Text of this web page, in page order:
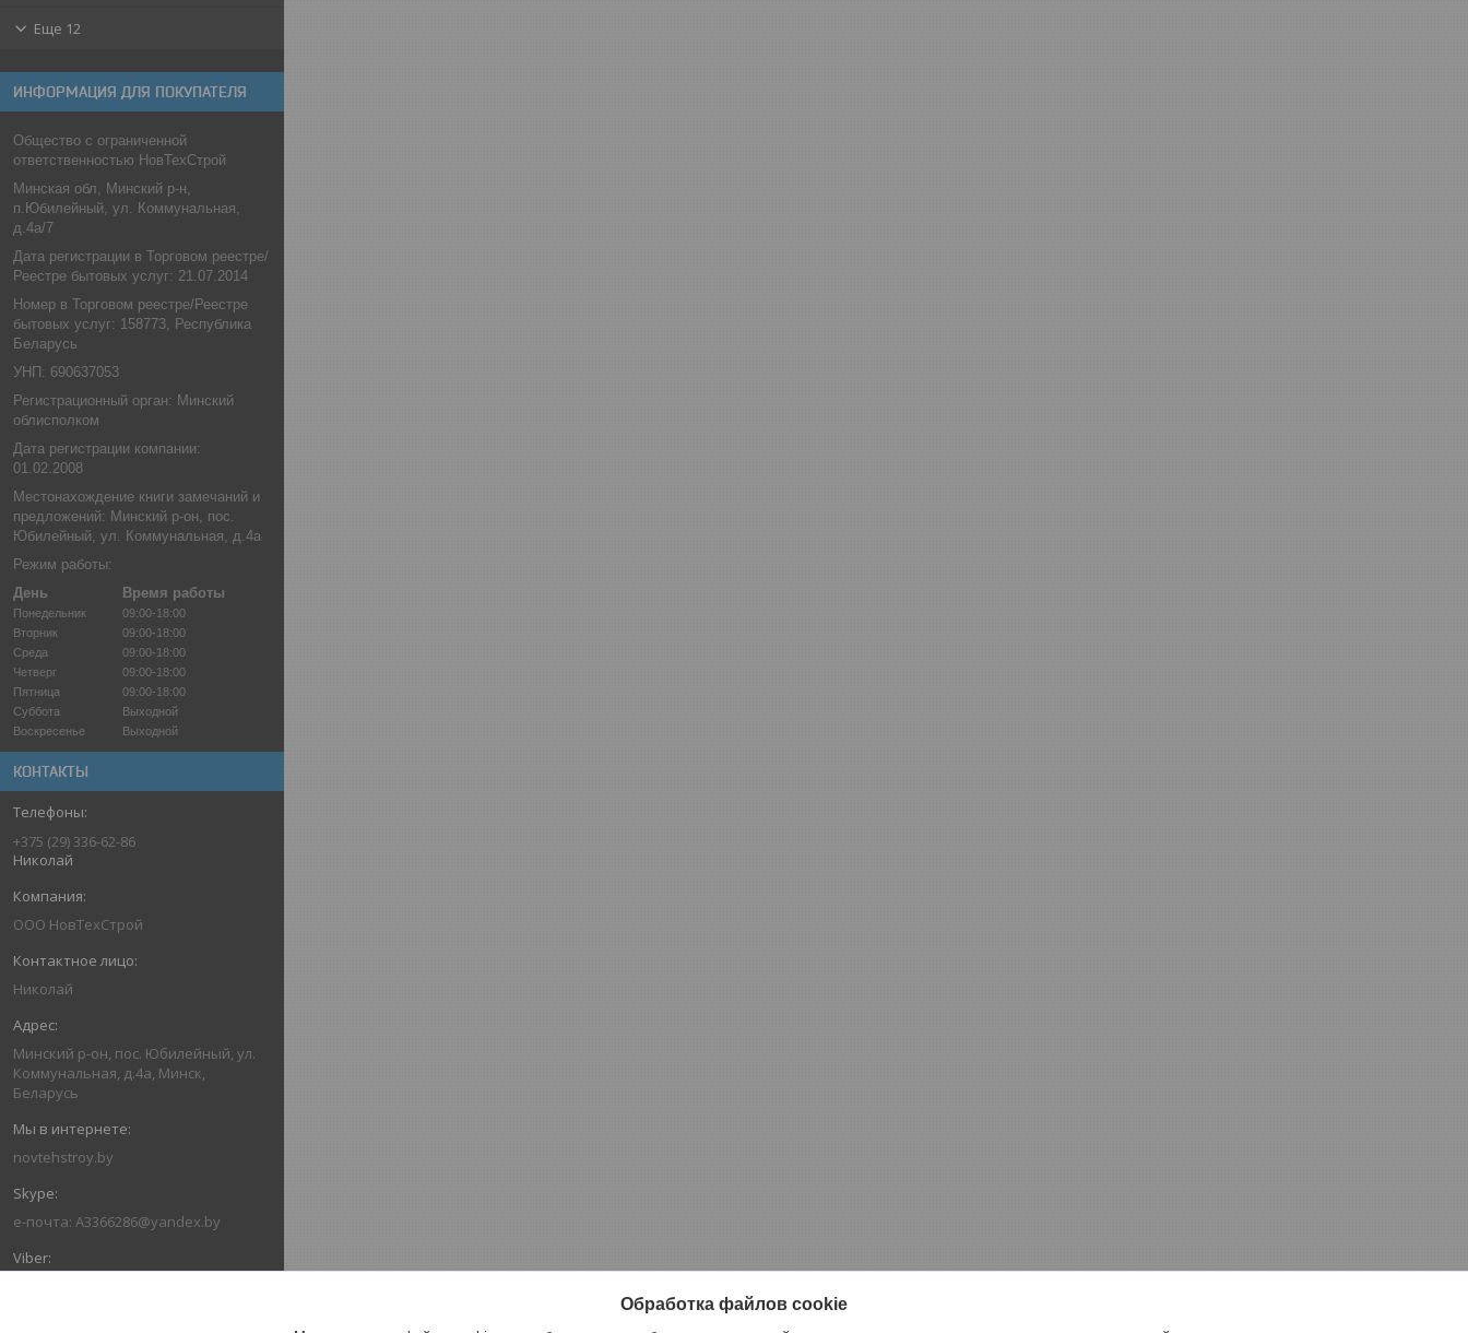
Еще 12
ИНФОРМАЦИЯ ДЛЯ ПОКУПАТЕЛЯ
Общество с ограниченной
ответственностью НовТехСтрой
Минская обл, Минский р-н,
п.Юбилейный, ул. Коммунальная,
д.4а/7
Дата регистрации в Торговом реестре/
Реестре бытовых услуг: 21.07.2014
Номер в Торговом реестре/Реестре
бытовых услуг: 158773, Республика
Беларусь
УНП: 690637053
Регистрационный орган: Минский
облисполком
Дата регистрации компании:
01.02.2008
Местонахождение книги замечаний и
предложений: Минский р-он, пос.
Юбилейный, ул. Коммунальная, д.4а
Режим работы:
День
Время работы
Понедельник
09:00-18:00
Вторник
09:00-18:00
Среда
09:00-18:00
Четверг
09:00-18:00
Пятница
09:00-18:00
Суббота
Выходной
Воскресенье
Выходной
КОНТАКТЫ
+375 (29) 336-62-86
Николай
ООО НовТехСтрой
Николай
Минский р-он, пос. Юбилейный, ул.
Коммунальная, д.4а, Минск,
Беларусь
novtehstroy.by
e-почта: A3366286@yandex.by
Обработка файлов cookie